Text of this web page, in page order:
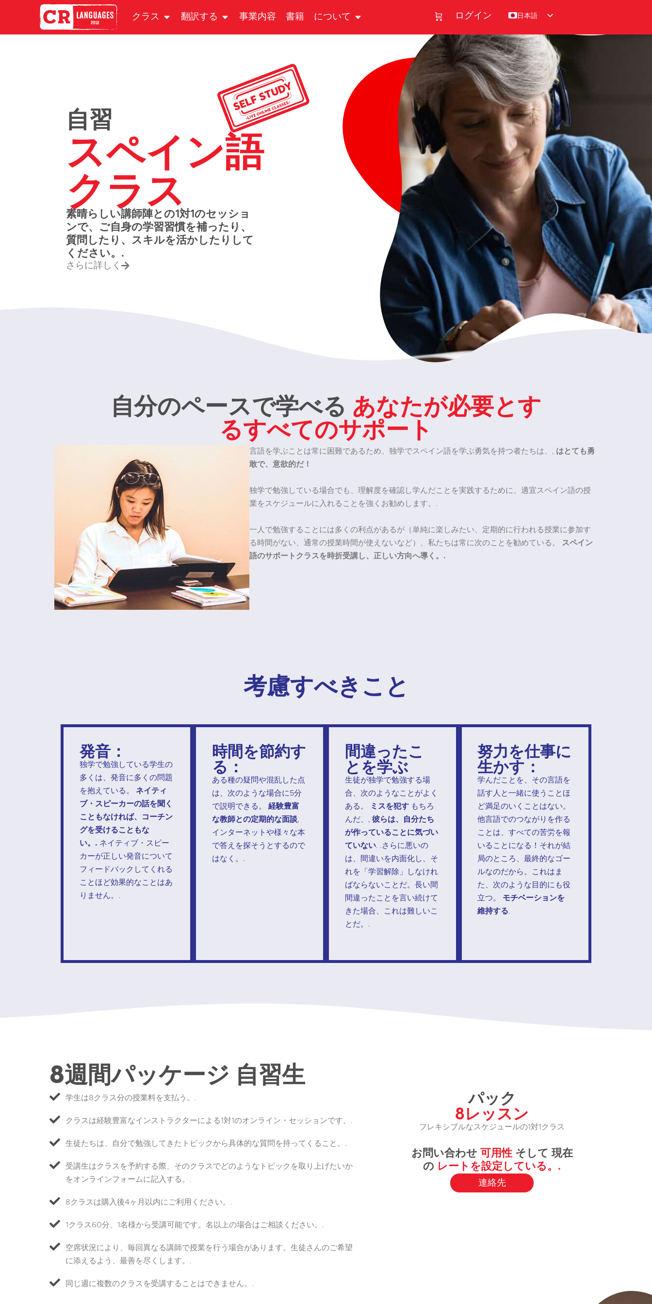
クラス 翻訳する 事業内容 書籍 について ログイン 日本語
自習
スペイン語
クラス
素晴らしい講師陣との1対1のセッショ
ンで、ご自身の学習習慣を補ったり、
質問したり、スキルを活かしたりして
ください。.
さらに詳しく
自分のペースで学べる あなたが必要とす
るすべてのサポート
言語を学ぶことは常に困難であるため、独学でスペイン語を学ぶ勇気を持つ者たちは、, はとても勇
敢で、意欲的だ！
独学で勉強している場合でも、理解度を確認し学んだことを実践するために、適宜スペイン語の授
業をスケジュールに入れることを強くお勧めします。.
一人で勉強することには多くの利点があるが（単純に楽しみたい、定期的に行われる授業に参加す
る時間がない、通常の授業時間が使えないなど）、私たちは常に次のことを勧めている。
スペイン
語のサポートクラスを時折受講し、正しい方向へ導く。.
考慮すべきこと
発音：
独学で勉強している学生の
多くは、発音に多くの問題
を抱えている。 ネイティ
ブ・スピーカーの話を聞く
こともなければ、コーチン
グを受けることもな
い。. ネイティブ・スピー
カーが正しい発音について
フィードバックしてくれる
ことほど効果的なことはあ
りません。.
時間を節約す
る：
ある種の疑問や混乱した点
は、次のような場合に5分
で説明できる。経験豊富
な教師との定期的な面談,
インターネットや様々な本
で答えを探そうとするので
はなく。.
間違ったこ
とを学ぶ
生徒が独学で勉強する場
合、次のようなことがよく
ある。
ミスを犯すもちろ
んだ、, 彼らは、自分たち
が作っていることに気づい
ていない. .さらに悪いの
は、間違いを内面化し、そ
れを「学習解除」しなけれ
ばならないことだ。長い間
間違ったことを言い続けて
きた場合、これは難しいこ
とだ。.
努力を仕事に
生かす：
学んだことを、その言語を
話す人と一緒に使うことほ
ど満足のいくことはない。
他言語でのつながりを作る
ことは、すべての苦労を報
いることになる！それが結
局のところ、最終的なゴー
ルなのだから。これはま
た、次のような目的にも役
立つ。
モチベーションを
維持する.
8週間パッケージ 自習生
学生は8クラス分の授業料を支払う。.
クラスは経験豊富なインストラクターによる1対1のオンライン・セッションです。.
生徒たちは、自分で勉強してきたトピックから具体的な質問を持ってくること。.
受講生はクラスを予約する際、そのクラスでどのようなトピックを取り上げたいか
をオンラインフォームに記入する。.
8クラスは購入後4ヶ月以内にご利用ください。.
1クラス60分、1名様から受講可能です。名以上の場合はご相談ください。.
空席状況により、毎回異なる講師で授業を行う場合があります。生徒さんのご希望
に添えるよう、最善を尽くします。.
同じ週に複数のクラスを受講することはできません。.
パック
8レッスン
フレキシブルなスケジュールの1対1クラス
お問い合わせ 可用性そして 現在
の レートを設定している。.
連絡先